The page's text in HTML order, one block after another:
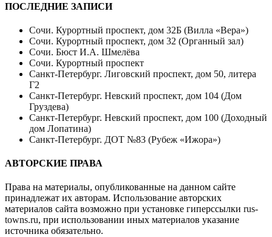
ПОСЛЕДНИЕ ЗАПИСИ
Сочи. Курортный проспект, дом 32Б (Вилла «Вера»)
Сочи. Курортный проспект, дом 32 (Органный зал)
Сочи. Бюст И.А. Шмелёва
Сочи. Курортный проспект
Санкт-Петербург. Лиговский проспект, дом 50, литера
Г2
Санкт-Петербург. Невский проспект, дом 104 (Дом
Груздева)
Санкт-Петербург. Невский проспект, дом 100 (Доходный
дом Лопатина)
Санкт-Петербург. ДОТ №83 (Рубеж «Ижора»)
АВТОРСКИЕ ПРАВА
Права на материалы, опубликованные на данном сайте
принадлежат их авторам. Использование авторских
материалов сайта возможно при установке гиперссылки rus-
towns.ru, при использовании иных материалов указание
источника обязательно.